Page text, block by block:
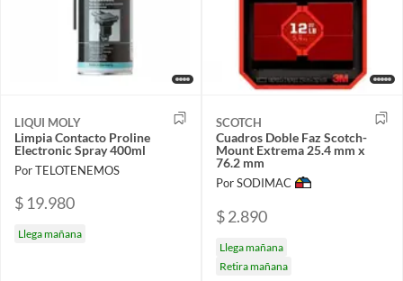
LIQUI MOLY
Limpia Contacto Proline
Electronic Spray 400ml
Por TELOTENEMOS
$ 19.980
Llega mañana
SCOTCH
Cuadros Doble Faz Scotch-
Mount Extrema 25.4 mm x
76.2 mm
Por SODIMAC
$ 2.890
Llega mañana
Retira mañana